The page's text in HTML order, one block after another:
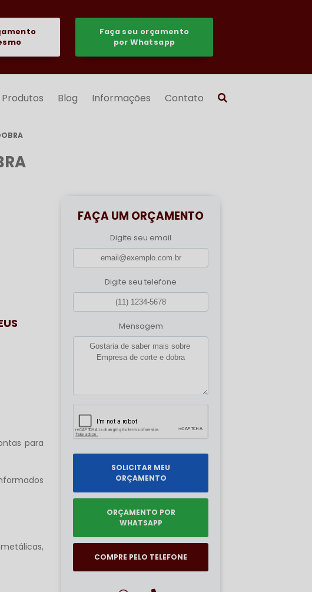
Faça seu orçamento
por Whatsapp
Produtos Blog Informações Contato
para
FAÇA UM ORÇAMENTO
Digite seu email
Digite seu telefone
Mensagem
SOLICITAR MEU
ORÇAMENTO
ORÇAMENTO POR
WHATSAPP
COMPRE PELO TELEFONE